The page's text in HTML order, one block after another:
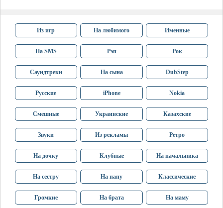
Из игр На любимого Именные
На SMS Рэп Рок
Саундтреки На сына DubStep
Русские iPhone Nokia
Смешные Украинские Казахские
Звуки Из рекламы Ретро
На дочку Клубные На начальника
На сестру На папу Классические
Громкие На брата На маму